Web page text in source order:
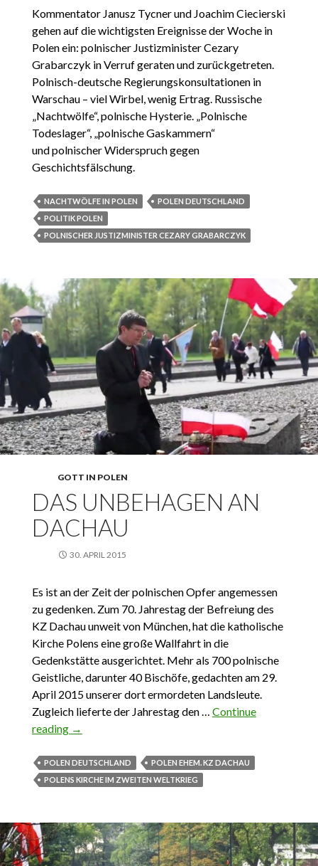
Kommentator Janusz Tycner und Joachim Ciecierski
gehen auf die wichtigsten Ereignisse der Woche in
Polen ein: polnischer Justizminister Cezary
Grabarczyk in Verruf geraten und zurückgetreten.
Polnisch-deutsche Regierungskonsultationen in
Warschau – viel Wirbel, wenig Ertrag. Russische
„Nachtwölfe“, polnische Hysterie. „Polnische
Todeslager“, „polnische Gaskammern“
und polnischer Widerspruch gegen
Geschichtsfälschung.
NACHTWÖLFE IN POLEN
POLEN DEUTSCHLAND
POLITIK POLEN
POLNISCHER JUSTIZMINISTER CEZARY GRABARCZYK
GOTT IN POLEN
DAS UNBEHAGEN AN
DACHAU
30. APRIL 2015
Es ist an der Zeit der polnischen Opfer angemessen
zu gedenken. Zum 70. Jahrestag der Befreiung des
KZ Dachau unweit von München, hat die katholische
Kirche Polens eine große Wallfahrt in die
Gedenkstätte ausgerichtet. Mehr als 700 polnische
Geistliche, darunter 40 Bischöfe, gedachten am 29.
April 2015 unserer dort ermordeten Landsleute.
Zugleich lieferte der Jahrestag den … Continue
reading Das Unbehagen an Dachau
→
POLEN DEUTSCHLAND
POLEN EHEM. KZ DACHAU
POLENS KIRCHE IM ZWEITEN WELTKRIEG